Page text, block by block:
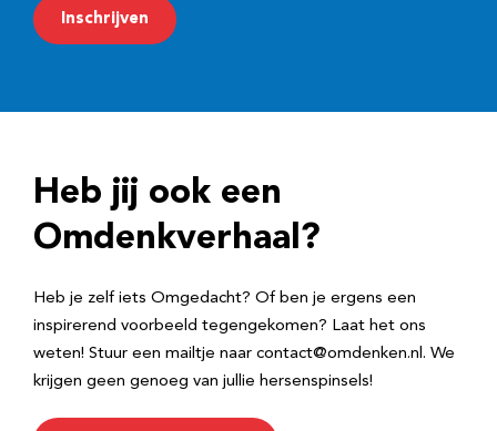
a
r
e
Inschrijven
Heb jij ook een
Omdenkverhaal?
Heb je zelf iets Omgedacht? Of ben je ergens een
inspirerend voorbeeld tegengekomen? Laat het ons
weten! Stuur een mailtje naar contact@omdenken.nl. We
krijgen geen genoeg van jullie hersenspinsels!